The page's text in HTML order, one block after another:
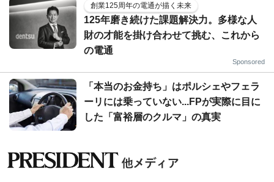
創業125周年の電通が描く未来
125年磨き続けた課題解決力。多様な人
財の才能を掛け合わせて挑む、これから
の電通
Sponsored
「本当のお金持ち」はポルシェやフェラ
ーリには乗っていない...FPが実際に目に
した「富裕層のクルマ」の真実